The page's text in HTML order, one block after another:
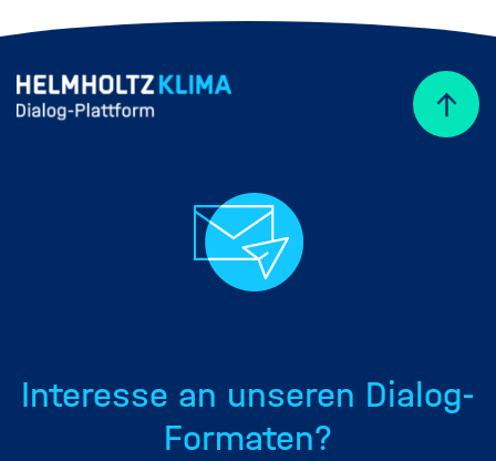
Interesse an unseren Dialog-
Formaten?